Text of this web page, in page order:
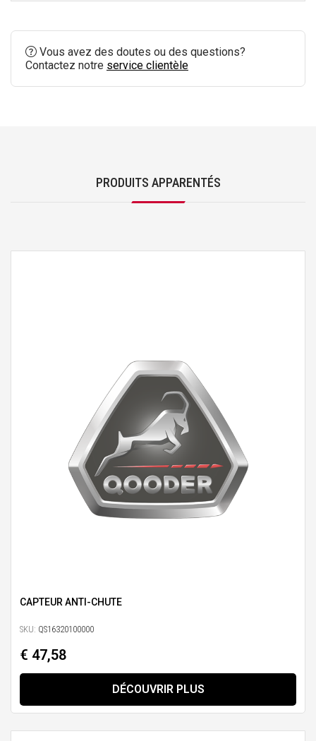
Vous avez des doutes ou des questions?
Contactez notre service clientèle
PRODUITS APPARENTÉS
CAPTEUR ANTI-CHUTE
SKU: QS16320100000
€ 47,58
DÉCOUVRIR PLUS